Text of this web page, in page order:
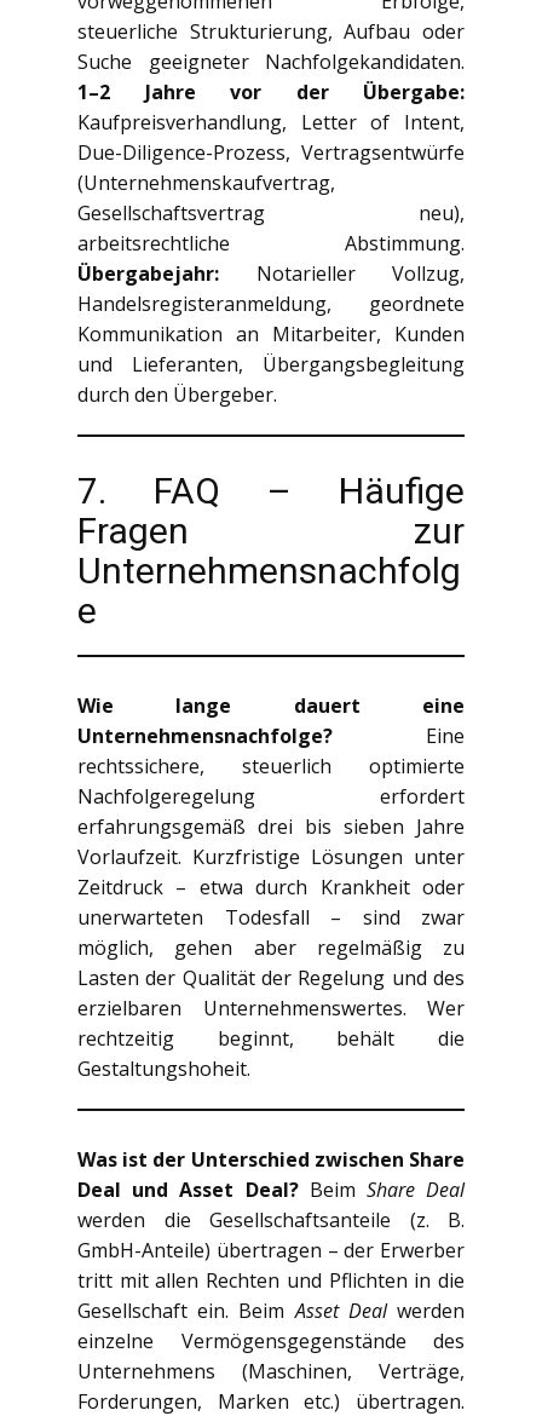
steuerliche Strukturierung, Aufbau oder
Suche geeigneter Nachfolgekandidaten.
1–2 Jahre vor der Übergabe:
Kaufpreisverhandlung, Letter of Intent,
Due-Diligence-Prozess, Vertragsentwürfe
(Unternehmenskaufvertrag,
Gesellschaftsvertrag neu),
arbeitsrechtliche Abstimmung.
Übergabejahr: Notarieller Vollzug,
Handelsregisteranmeldung, geordnete
Kommunikation an Mitarbeiter, Kunden
und Lieferanten, Übergangsbegleitung
durch den Übergeber.
7. FAQ – Häufige
Fragen zur
Unternehmensnachfolg
e
Wie lange dauert eine
Unternehmensnachfolge? Eine
rechtssichere, steuerlich optimierte
Nachfolgeregelung erfordert
erfahrungsgemäß drei bis sieben Jahre
Vorlaufzeit. Kurzfristige Lösungen unter
Zeitdruck – etwa durch Krankheit oder
unerwarteten Todesfall – sind zwar
möglich, gehen aber regelmäßig zu
Lasten der Qualität der Regelung und des
erzielbaren Unternehmenswertes. Wer
rechtzeitig beginnt, behält die
Gestaltungshoheit.
Was ist der Unterschied zwischen Share
Deal und Asset Deal?Beim Share Deal
werden die Gesellschaftsanteile (z. B.
GmbH-Anteile) übertragen – der Erwerber
tritt mit allen Rechten und Pflichten in die
Gesellschaft ein. BeimAsset Dealwerden
einzelne Vermögensgegenstände des
Unternehmens (Maschinen, Verträge,
Forderungen, Marken etc.) übertragen.